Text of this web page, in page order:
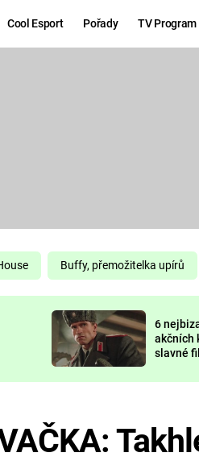
Cool Esport Pořady TV Program
DELIVERANCE
Buffy, přemožitelka upírů
6
akčních
slavné